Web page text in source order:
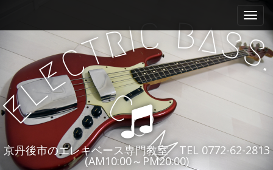
n
e
n
u
i
p
c
o
n
n
L
ECTRIC BASS
CO
M
京丹後市のエレキベース専門教室 TEL 0772-62-2813
(AM10:00～PM20:00)